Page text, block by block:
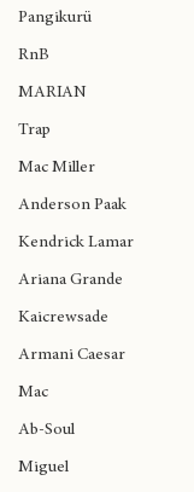
Ticket Master New Music
Pangikurü
RnB
MARIAN
Trap
Mac Miller
Anderson Paak
Kendrick Lamar
Ariana Grande
Kaicrewsade
Armani Caesar
Mac
Ab-Soul